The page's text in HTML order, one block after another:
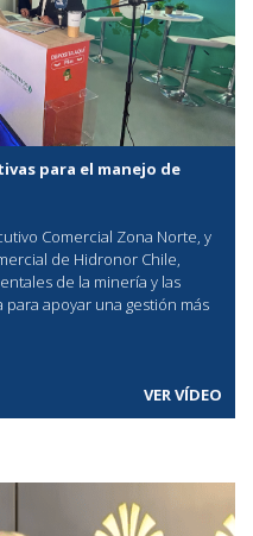
para el manejo de
Comercial Zona Norte, y
de Hidronor Chile,
de la minería y las
apoyar una gestión más
VER VÍDEO